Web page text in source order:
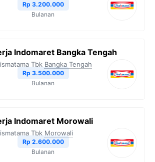
Rp 3.200.000
Bulanan
Indomaret Bangka Tengah
Tbk Bangka Tengah
Rp 3.500.000
Bulanan
Indomaret Morowali
Tbk Morowali
Rp 2.600.000
Bulanan